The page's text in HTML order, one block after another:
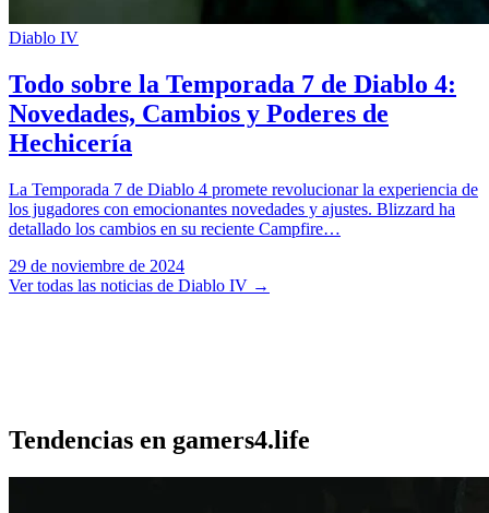
Diablo IV
Todo sobre la Temporada 7 de Diablo 4:
Novedades, Cambios y Poderes de
Hechicería
La Temporada 7 de Diablo 4 promete revolucionar la experiencia de
los jugadores con emocionantes novedades y ajustes. Blizzard ha
detallado los cambios en su reciente Campfire…
29 de noviembre de 2024
Ver todas las noticias de Diablo IV →
Tendencias en gamers4.life